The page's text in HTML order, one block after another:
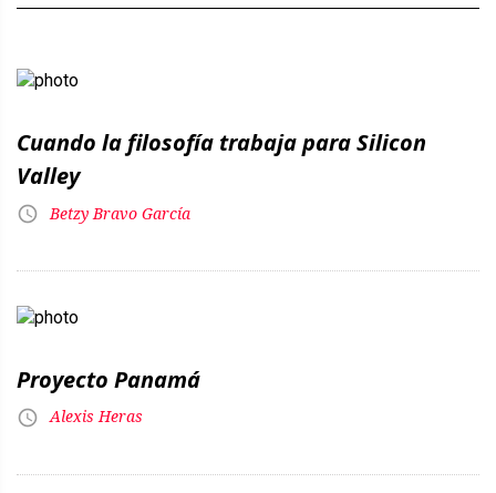
Cuando la filosofía trabaja para Silicon
Valley
Betzy Bravo García
Proyecto Panamá
Alexis Heras